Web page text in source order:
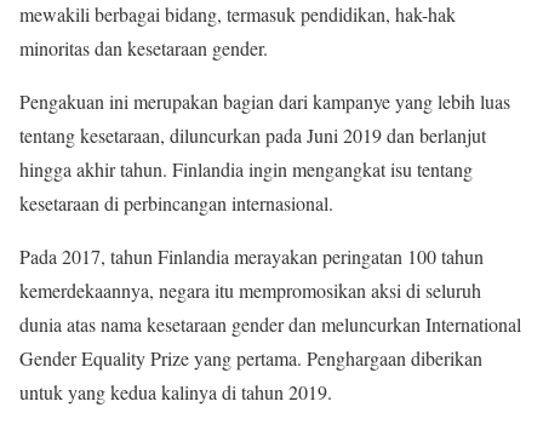
mewakili berbagai bidang, termasuk pendidikan, hak-hak
minoritas dan kesetaraan gender.
Pengakuan ini merupakan bagian dari kampanye yang lebih luas
tentang kesetaraan, diluncurkan pada Juni 2019 dan berlanjut
hingga akhir tahun. Finlandia ingin mengangkat isu tentang
kesetaraan di perbincangan internasional.
Pada 2017, tahun Finlandia merayakan peringatan 100 tahun
kemerdekaannya, negara itu mempromosikan aksi di seluruh
dunia atas nama kesetaraan gender dan meluncurkan International
Gender Equality Prize yang pertama. Penghargaan diberikan
untuk yang kedua kalinya di tahun 2019.